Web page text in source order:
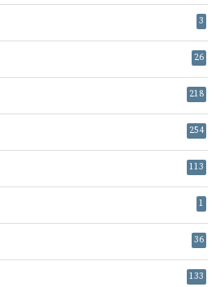
3
26
218
254
113
1
36
133